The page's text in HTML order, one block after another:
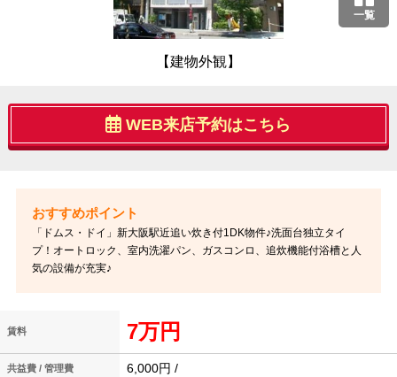
一覧
【建物外観】
WEB来店予約はこちら
「ドムス・ドイ」新大阪駅近追い炊き付1DK物件♪洗面台独立タイ
プ！オートロック、室内洗濯パン、ガスコンロ、追炊機能付浴槽と人
気の設備が充実♪
賃料 7万円
共益費 / 管理費 6,000円 /